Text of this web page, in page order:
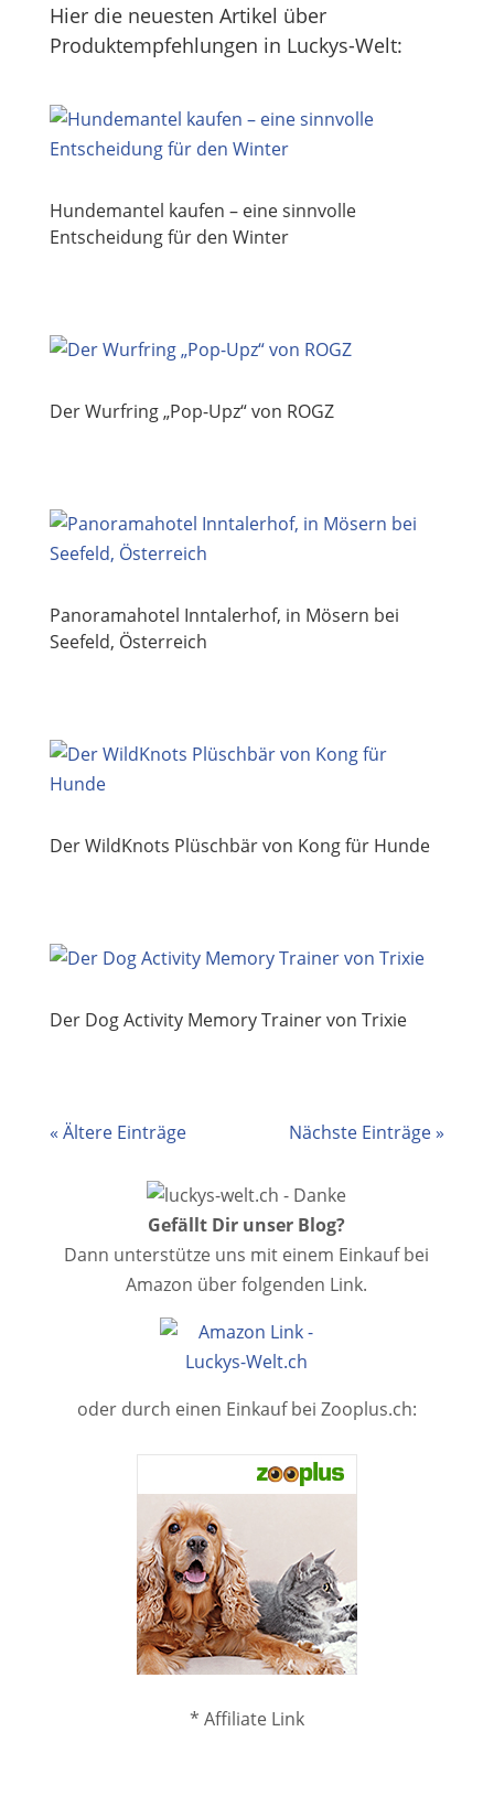
Hier die neuesten Artikel über
Produktempfehlungen in Luckys-Welt:
Hundemantel kaufen – eine sinnvolle
Entscheidung für den Winter
Der Wurfring „Pop-Upz“ von ROGZ
Panoramahotel Inntalerhof, in Mösern bei
Seefeld, Österreich
Der WildKnots Plüschbär von Kong für Hunde
Der Dog Activity Memory Trainer von Trixie
« Ältere Einträge Nächste Einträge »
Gefällt Dir unser Blog?
Dann unterstütze uns mit einem Einkauf bei
Amazon über folgenden Link.
oder durch einen Einkauf bei Zooplus.ch:
* Affiliate Link